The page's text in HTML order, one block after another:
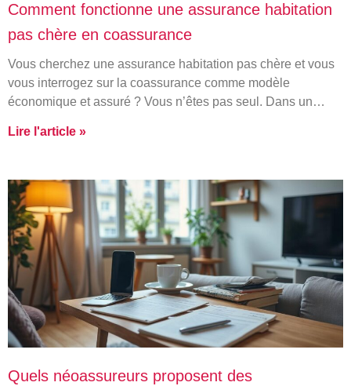
Comment fonctionne une assurance habitation
pas chère en coassurance
Vous cherchez une assurance habitation pas chère et vous
vous interrogez sur la coassurance comme modèle
économique et assuré ? Vous n’êtes pas seul. Dans un…
Lire l'article »
Quels néoassureurs proposent des